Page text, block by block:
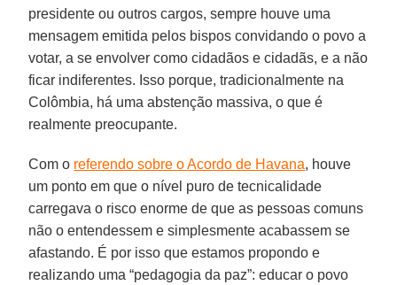
presidente ou outros cargos, sempre houve uma
mensagem emitida pelos bispos convidando o povo a
votar, a se envolver como cidadãos e cidadãs, e a não
ficar indiferentes. Isso porque, tradicionalmente na
Colômbia, há uma abstenção massiva, o que é
realmente preocupante.
Com o referendo sobre o Acordo de Havana, houve
um ponto em que o nível puro de tecnicalidade
carregava o risco enorme de que as pessoas comuns
não o entendessem e simplesmente acabassem se
afastando. É por isso que estamos propondo e
realizando uma “pedagogia da paz”: educar o povo